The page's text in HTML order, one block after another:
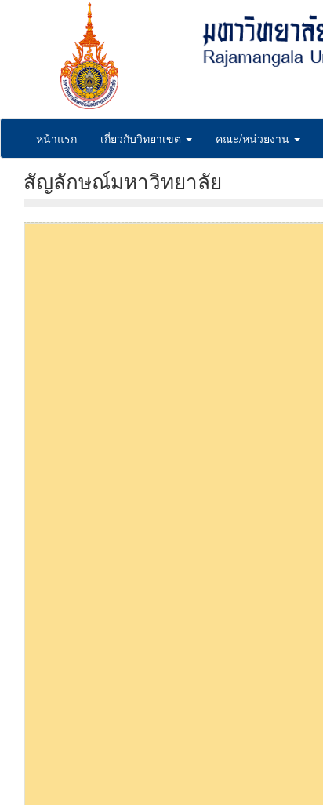
หน้าแรก เกี่ยวกับวิทยาเขต คณะ/หน่วยงาน
สัญลักษณ์มหาวิทยาลัย